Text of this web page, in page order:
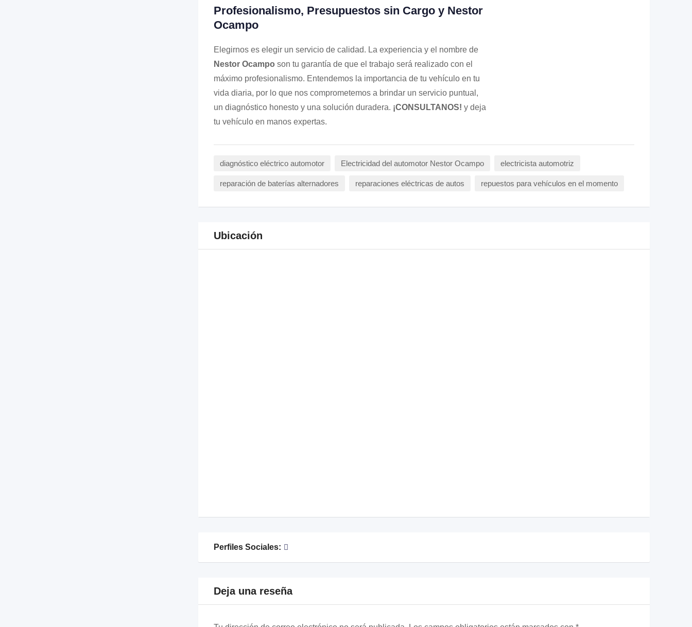
Profesionalismo, Presupuestos sin Cargo y Nestor
Ocampo
Elegirnos es elegir un servicio de calidad. La experiencia y el nombre de
Nestor Ocampo son tu garantía de que el trabajo será realizado con el
máximo profesionalismo. Entendemos la importancia de tu vehículo en tu
vida diaria, por lo que nos comprometemos a brindar un servicio puntual,
un diagnóstico honesto y una solución duradera. ¡CONSULTANOS! y deja
tu vehículo en manos expertas.
diagnóstico eléctrico automotor Electricidad del automotor Nestor Ocampo electricista automotriz
reparación de baterías alternadores reparaciones eléctricas de autos repuestos para vehículos en el momento
Ubicación
Perfiles Sociales:
Deja una reseña